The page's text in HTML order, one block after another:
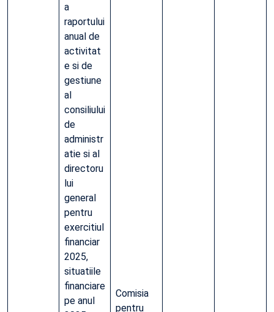
a
raportului
anual de
activitat
e si de
gestiune
al
consiliului
de
administr
atie si al
directoru
lui
general
pentru
exercitiul
financiar
2025,
situatiile
financiare
pe anul
Comisia
pentru